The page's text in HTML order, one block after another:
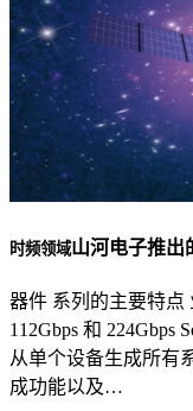
时频领域山河电子推出
器件 系列的主要特点
112Gbps 和 224Gbps
从单个设备生成所有
成功能以及…